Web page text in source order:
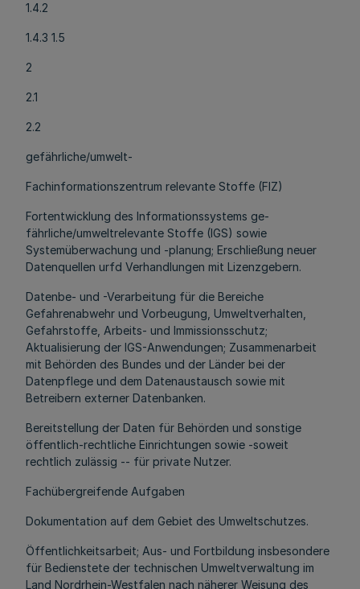
1.4.2
1.4.3 1.5
2
2.1
2.2
gefährliche/umwelt-
Fachinformationszentrum relevante Stoffe (FIZ)
Fortentwicklung des Informationssystems ge-
fährliche/umweltrelevante Stoffe (IGS) sowie
Systemüberwachung und -planung; Erschließung neuer
Datenquellen urfd Verhandlungen mit Lizenzgebern.
Datenbe- und -Verarbeitung für die Bereiche
Gefahrenabwehr und Vorbeugung, Umweltverhalten,
Gefahrstoffe, Arbeits- und Immissionsschutz;
Aktualisierung der IGS-Anwendungen; Zusammenarbeit
mit Behörden des Bundes und der Länder bei der
Datenpflege und dem Datenaustausch sowie mit
Betreibern externer Datenbanken.
Bereitstellung der Daten für Behörden und sonstige
öffentlich-rechtliche Einrichtungen sowie -soweit
rechtlich zulässig -- für private Nutzer.
Fachübergreifende Aufgaben
Dokumentation auf dem Gebiet des Umweltschutzes.
Öffentlichkeitsarbeit; Aus- und Fortbildung insbesondere
für Bedienstete der technischen Umweltverwaltung im
Land Nordrhein-Westfalen nach näherer Weisung des